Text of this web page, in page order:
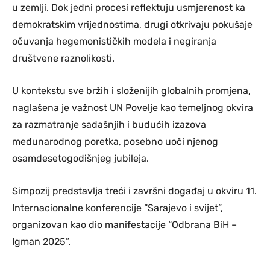
u zemlji. Dok jedni procesi reflektuju usmjerenost ka
demokratskim vrijednostima, drugi otkrivaju pokušaje
očuvanja hegemonističkih modela i negiranja
društvene raznolikosti.
U kontekstu sve bržih i složenijih globalnih promjena,
naglašena je važnost UN Povelje kao temeljnog okvira
za razmatranje sadašnjih i budućih izazova
međunarodnog poretka, posebno uoči njenog
osamdesetogodišnjeg jubileja.
Simpozij predstavlja treći i završni događaj u okviru 11.
Internacionalne konferencije “Sarajevo i svijet”,
organizovan kao dio manifestacije “Odbrana BiH –
Igman 2025”.